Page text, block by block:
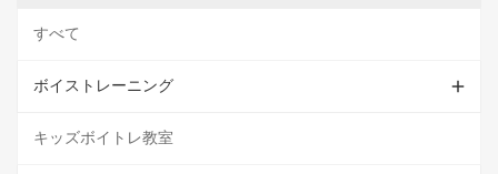
すべて
ボイストレーニング
キッズボイトレ教室